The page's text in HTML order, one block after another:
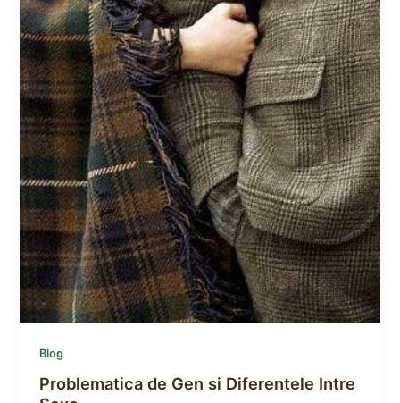
Blog
Problematica de Gen si Diferentele Intre